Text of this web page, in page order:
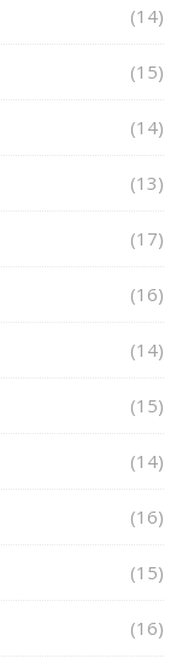
(14)
(15)
(14)
(13)
(17)
(16)
(14)
(15)
(14)
(16)
(15)
(16)